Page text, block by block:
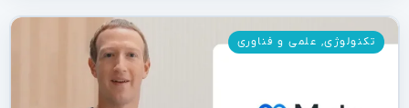
تکنولوژی, علمی و فناوری